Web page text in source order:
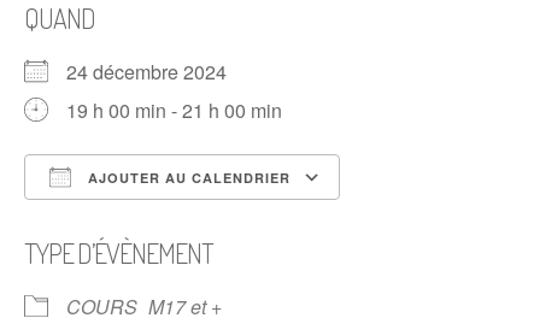
QUAND
24 décembre 2024
19 h 00 min - 21 h 00 min
AJOUTER AU CALENDRIER
TYPE D’ÉVÈNEMENT
COURS M17 et +